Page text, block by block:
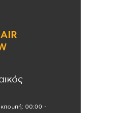
00:00 -